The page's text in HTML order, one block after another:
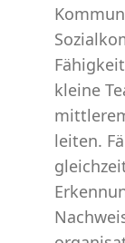
kleine
leiten.